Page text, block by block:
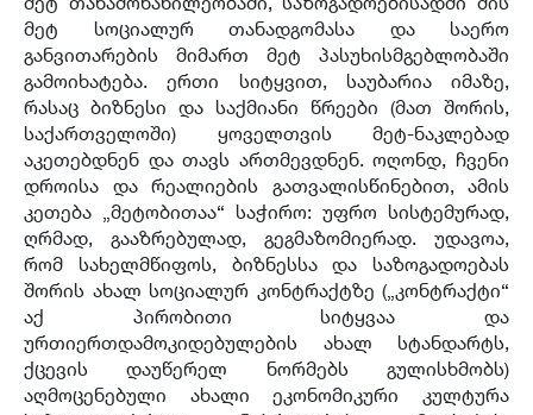
მეტ სოციალურ თანადგომასა და საერო
განვითარების მიმართ მეტ პასუხისმგებლობაში
გამოიხატება. ერთი სიტყვით, საუბარია იმაზე,
რასაც ბიზნესი და საქმიანი წრეები (მათ შორის,
საქართველოში) ყოველთვის მეტ-ნაკლებად
აკეთებდნენ და თავს ართმევდნენ. ოღონდ, ჩვენი
დროისა და რეალიების გათვალისწინებით, ამის
კეთება „მეტობითაა“ საჭირო: უფრო სისტემურად,
ღრმად, გააზრებულად, გეგმაზომიერად. უდავოა,
რომ სახელმწიფოს, ბიზნესსა და საზოგადოებას
შორის ახალ სოციალურ კონტრაქტზე („კონტრაქტი“
აქ პირობითი სიტყვაა და
ურთიერთდამოკიდებულების ახალ სტანდარტს,
ქცევის დაუწერელ ნორმებს გულისხმობს)
აღმოცენებული ახალი ეკონომიკური კულტურა